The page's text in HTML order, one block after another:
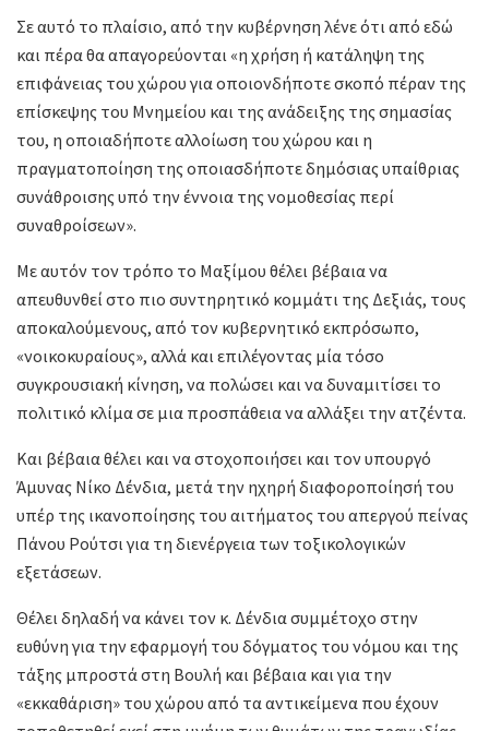
Σε αυτό το πλαίσιο, από την κυβέρνηση λένε ότι από εδώ
και πέρα θα απαγορεύονται «η χρήση ή κατάληψη της
επιφάνειας του χώρου για οποιονδήποτε σκοπό πέραν της
επίσκεψης του Μνημείου και της ανάδειξης της σημασίας
του, η οποιαδήποτε αλλοίωση του χώρου και η
πραγματοποίηση της οποιασδήποτε δημόσιας υπαίθριας
συνάθροισης υπό την έννοια της νομοθεσίας περί
συναθροίσεων».
Με αυτόν τον τρόπο το Μαξίμου θέλει βέβαια να
απευθυνθεί στο πιο συντηρητικό κομμάτι της Δεξιάς, τους
αποκαλούμενους, από τον κυβερνητικό εκπρόσωπο,
«νοικοκυραίους», αλλά και επιλέγοντας μία τόσο
συγκρουσιακή κίνηση, να πολώσει και να δυναμιτίσει το
πολιτικό κλίμα σε μια προσπάθεια να αλλάξει την ατζέντα.
Και βέβαια θέλει και να στοχοποιήσει και τον υπουργό
Άμυνας Νίκο Δένδια, μετά την ηχηρή διαφοροποίησή του
υπέρ της ικανοποίησης του αιτήματος του απεργού πείνας
Πάνου Ρούτσι για τη διενέργεια των τοξικολογικών
εξετάσεων.
Θέλει δηλαδή να κάνει τον κ. Δένδια συμμέτοχο στην
ευθύνη για την εφαρμογή του δόγματος του νόμου και της
τάξης μπροστά στη Βουλή και βέβαια και για την
«εκκαθάριση» του χώρου από τα αντικείμενα που έχουν